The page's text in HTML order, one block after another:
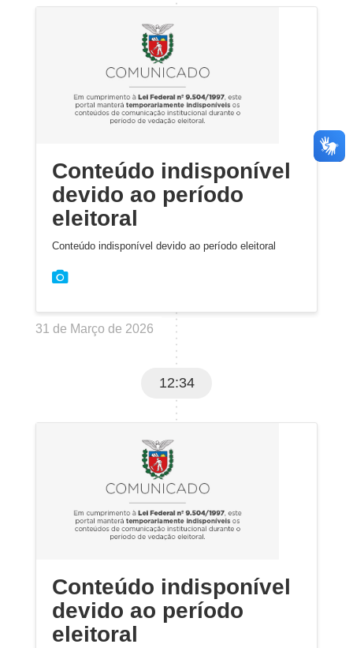
Conteúdo indisponível
devido ao período
eleitoral
Conteúdo indisponível devido ao período eleitoral
31 de Março de 2026
12:34
Conteúdo indisponível
devido ao período
eleitoral